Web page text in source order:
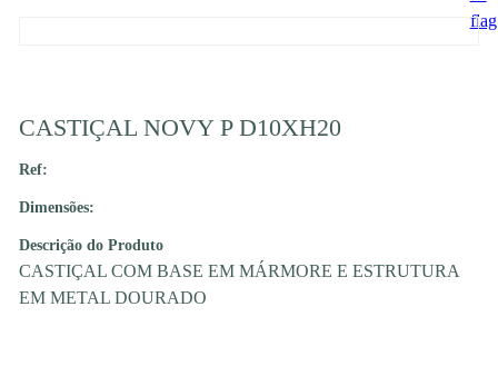
CASTIÇAL NOVY P D10XH20
Ref:
Dimensões:
Descrição do Produto
CASTIÇAL COM BASE EM MÁRMORE E ESTRUTURA
EM METAL DOURADO